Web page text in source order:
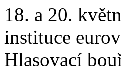
18. a 20.
instituce
Hlasovací